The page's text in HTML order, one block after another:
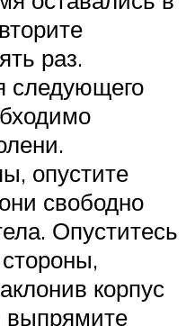
раз.
следующего
опустите
свободно
Опуститесь
корпус
выпрямите